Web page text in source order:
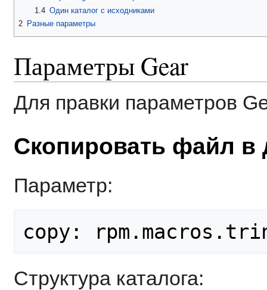
1.4 Один каталог с исходниками
2 Разные параметры
Параметры Gear
Для правки параметров
Скопировать файл в
Параметр:
Структура каталога: